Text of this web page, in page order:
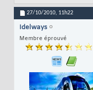
27/10/2010, 11h22
Idelways
Membre éprouvé